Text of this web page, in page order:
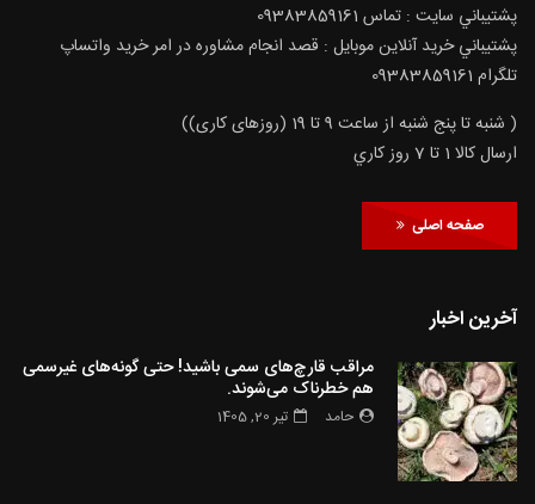
پشتيباني سايت : تماس 09383859161
پشتيباني خريد آنلاين موبايل : قصد انجام مشاوره در امر خرید واتساپ
تلگرام 09383859161
( شنبه تا پنج شنبه از ساعت 9 تا 19 (روزهای کاری))
ارسال كالا 1 تا 7 روز كاري
صفحه اصلی
آخرین اخبار
مراقب قارچ‌های سمی باشید! حتی گونه‌های غیرسمی
هم خطرناک می‌شوند.
حامد تیر 20, 1405